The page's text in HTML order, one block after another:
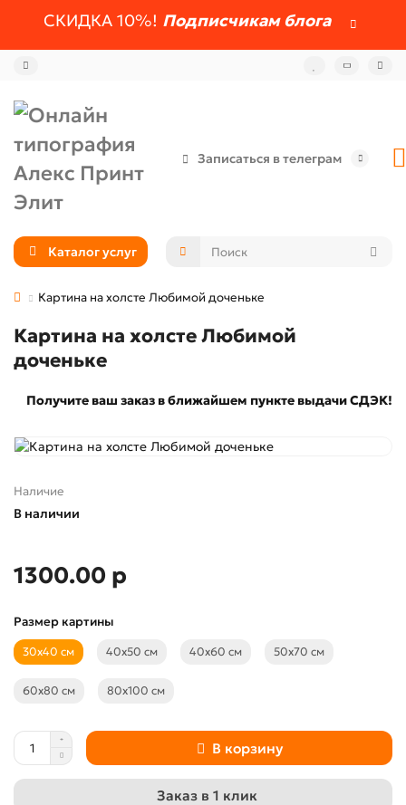
СКИДКА 10%! Подписчикам блога
Записаться в телеграм
Каталог услуг
Картина на холсте Любимой доченьке
Картина на холсте Любимой
доченьке
Получите ваш заказ в ближайшем пункте выдачи СДЭК!
Наличие
В наличии
1300.00 р
Размер картины
30х40 см 40х50 см 40х60 см 50х70 см
60х80 см 80х100 см
В корзину
Заказ в 1 клик